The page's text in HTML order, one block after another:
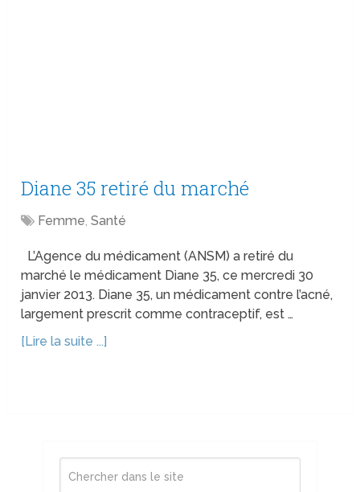
Diane 35 retiré du marché
Femme,Santé
L’Agence du médicament (ANSM) a retiré du
marché le médicament Diane 35, ce mercredi 30
janvier 2013. Diane 35, un médicament contre l’acné,
largement prescrit comme contraceptif, est …
[Lire la suite ...]